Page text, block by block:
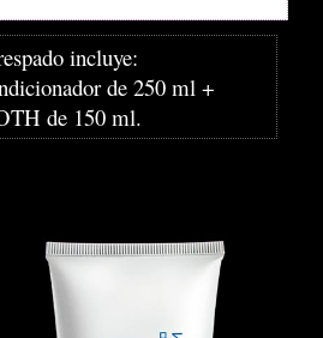
incluye:
de 250 ml +
de 150 ml.